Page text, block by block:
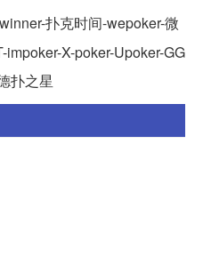
扑克时间-wepoker-微
X-poker-Upoker-GG
扑之星